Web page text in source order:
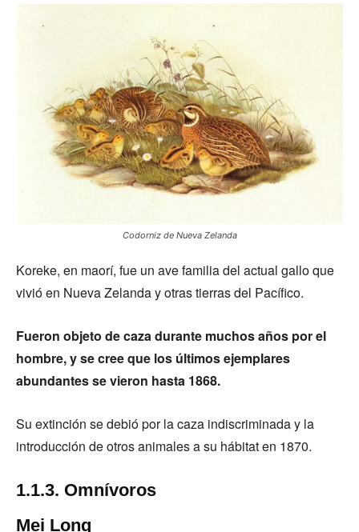
Codorniz de Nueva Zelanda
Koreke, en maorí, fue un ave familia del actual gallo que
vivió en Nueva Zelanda y otras tierras del Pacífico.
Fueron objeto de caza durante muchos años por el
hombre, y se cree que los últimos ejemplares
abundantes se vieron hasta 1868.
Su extinción se debió por la caza indiscriminada y la
introducción de otros animales a su hábitat en 1870.
1.1.3. Omnívoros
Mei Long